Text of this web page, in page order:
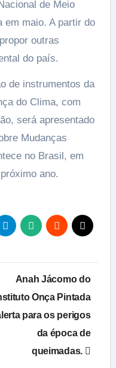
de Meio
em maio. A partir do
outras
do país.
de instrumentos da
do Clima, com
será apresentado
Mudanças
no Brasil, em
ano.
Anah Jácomo do
Onça Pintada
para os perigos
da época de
queimadas.